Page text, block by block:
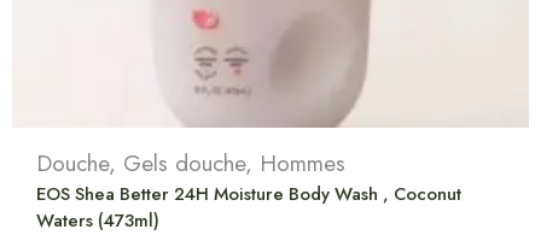
Douche, Gels douche, Hommes
EOS Shea Better 24H Moisture Body Wash , Coconut
Waters (473ml)